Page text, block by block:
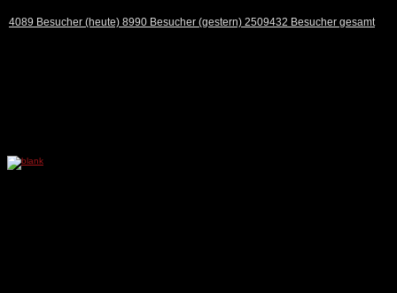
4089 Besucher (heute) 8990 Besucher (gestern) 2509432 Besucher gesamt